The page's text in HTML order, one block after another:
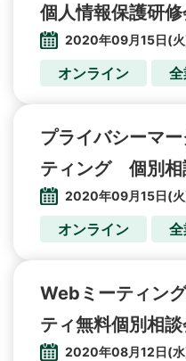
個人情報保護研
2020年09月15日(
オンライン
プライバシーマ
ティング 個別相
2020年09月15日(
オンライン
Webミーティン
ティ無料個別相
2020年08月12日(